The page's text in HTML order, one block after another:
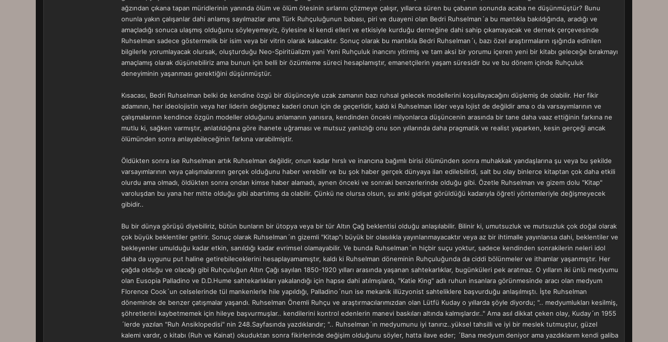
ağzından çıkana tapan müridlerinin yanında ölüm ve ölüm ötesinin sırlarını çözmeye çalışır, yıllarca süren bu çabanın sonunda acaba ne düşünmüştür? Bunu
onunla yakın çalışanlar dahi anlamış sayılmazlar ama Türk Ruhçuluğunun babası, piri ve duayeni olan Bedri Ruhselman´a bu mantıkla bakıldığında, aradığı ve
amaçladığı sonuca ulaşmış olduğunu söyleyemeyiz, öylesine ki kendi elleri ve etkisiyle kurduğu derneğine dahi sahip çıkamayacak ve dernek çerçevesinde
Ruhselman sadece göstermelik bir isim veya bir vitrin olarak kalacaktır. Sonuç olarak bu mantıkla Bedri Ruhselman´ı, bazı özel araştırmaların ışığında edinilen
bilgilerle yorumlayacak olursak, oluşturduğu Neo-Spiritüalizm yani Yeni Ruhçuluk inancını yitirmiş ve tam aksi bir yorumu içeren yeni bir kitabı geleceğe bırakmayı
amaçlamış olarak düşünebiliriz ama bunun için belli bir özümleme süreci hesaplamıştır, emanetçilerin yaşam süresidir bu ve bu dönem içinde Ruhçuluk
deneyiminin yaşanması gerektiğini düşünmüştür.
Kısacası, Bedri Ruhselman belki de kendine özgü bir düşünceyle uzak zamanın bazı ruhsal gelecek modellerini koşullayacağını düşlemiş de olabilir. Her fikir
adamının, her ideolojistin veya her liderin değişmez kaderi onun için de geçerlidir, kaldı ki Ruhselman lider veya lojist de değildir ama o da varsayımlarının ve
çalışmalarının kendince özgün modeller olduğunu anlamanın yanısıra, kendinden önceki milyonlarca düşüncenin arasında bir tane daha vaaz ettiğinin farkına ne
mutlu ki, sağken varmıştır, anlatıldığına göre ihanete uğraması ve mutsuz yanlızlığı onu son yıllarında daha pragmatik ve realist yaparken, kesin gerçeği ancak
ölümünden sonra anlayabileceğinin farkına varabilmiştir.
Öldükten sonra ise Ruhselman artık Ruhselman değildir, onun kadar hırslı ve inancına bağımlı birisi ölümünden sonra muhakkak yandaşlarına şu veya bu şekilde
varsayımlarının veya çalışmalarının gerçek olduğunu haber verebilir ve bu şok haber gerçek dünyaya ilan edilebilirdi, salt bu olay binlerce kitaptan çok daha etkili
olurdu ama olmadı, öldükten sonra ondan kimse haber alamadı, aynen önceki ve sonraki benzerlerinde olduğu gibi. Özetle Ruhselman ve gizem dolu "Kitap"
varoluşdan bu yana her mitte olduğu gibi abartılmış da olabilir. Çünkü ne olursa olsun, şu anki gidişat görüldüğü kadarıyla öğreti yöntemleriyle değişmeyecek
gibidir..
Bu bir dünya görüşü diyebiliriz, bütün bunların bir ütopya veya bir tür Altın Çağ beklentisi olduğu anlaşılabilir. Bilinir ki, umutsuzluk ve mutsuzluk çok doğal olarak
çok büyük beklentiler getirir. Sonuç olarak Ruhselman´ın gizemli "Kitap"ı büyük bir olasılıkla yayınlanmayacaktır veya az bir ihtimalle yayınlansa dahi, beklentiler ve
bekleyenler umulduğu kadar etkin, sanıldığı kadar evrimsel olamayabilir. Ve bunda Ruhselman´ın hiçbir suçu yoktur, sadece kendinden sonrakilerin neleri idol
daha da uygunu put haline getirebileceklerini hesaplayamamıştır, kaldı ki Ruhselman döneminin Ruhçuluğunda da ciddi bölünmeler ve ithamlar yaşanmıştır. Her
çağda olduğu ve olacağı gibi Ruhçuluğun Altın Çağı sayılan 1850-1920 yılları arasında yaşanan sahtekarlıklar, bugünküleri pek aratmaz. O yılların iki ünlü medyumu
olan Eusopia Palladino ve D.D.Hume sahtekarlıkları yakalandığı için hapse dahi atılmışlardı, "Katie King" adlı ruhun insanlara görünmesinde aracı olan medyum
Florence Cook´un celselerinde tül mankenlerle hile yapıldığı, Palladino´nun ise mekanik illüzyonist sahteliklere başvurduğu anlaşılmıştı. İşte Ruhselman
döneminde de benzer çatışmalar yaşandı. Ruhselman Önemli Ruhçu ve araştırmacılarımızdan olan Lütfü Kuday o yıllarda şöyle diyordu; ".. medyumlukları kesilmiş,
şöhretlerini kaybetmemek için hileye başvurmuşlar.. kendilerini kontrol edenlerin manevi baskıları altında kalmışlardır.." Ama asıl dikkat çeken olay, Kuday´ın 1955
´lerde yazılan "Ruh Ansiklopedisi" nin 248.Sayfasında yazdıklarıdır; ".. Ruhselman´ın medyumunu iyi tanırız..yüksel tahsilli ve iyi bir meslek tutmuştur, güzel
kalemi vardır, o kitabı (Ruh ve Kainat) okuduktan sonra fikirlerinde değişim olduğunu söyler, hatta ilave eder; ´Bana medyum deniyor ama yazdıklarım kendi galiba